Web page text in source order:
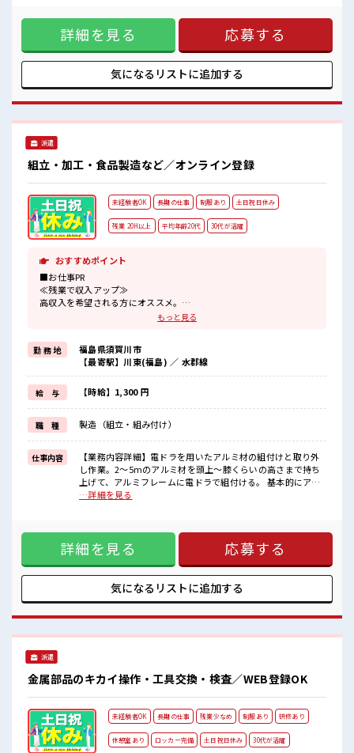
≪20代の方が多数活躍中の職場≫
しっかり休める休憩室あり！
オンオフの切替もできちゃう！
程よく残業あり！
事≫ 家族や友人と一緒にプライベート満喫！ ≪機能的な制服
アリ≫ 制服があるので、 毎日の服装の悩み解消♪ ≪初めての
仕事だけど自分にもできそう≫ 新しいことにチャレンジする
のは不安だけど、 しっかり働く環境が整っています！ イチか
らスキルUP・ステップUP目指していきましょう！ ≪自分に
向いている仕事が探せる≫ 困った事などがあれば、 担当がし
な方にもお勧め！！ 少人数の職場です♪ ≪20代の方が多数活
躍中の職場≫ しっかり休める休憩室あり！ オンオフの切替も
詳細を見る 応募する
気になるリストに追加する
派遣
組立・加工・食品製造など／オンライン登録
未経験者OK 長期の仕事 制服あり 土日祝日休み
残業 20H以上 平均年齢20代 30代が活躍
おすすめポイント
■お仕事PR
≪残業で収入アップ≫
高収入を希望される方にオススメ。
残業は月20時間以上あります♪
週末は家族や友人と一緒にプライベート満喫！
制服があると毎日の服選びに悩まずOK♪
≪未経験でも活躍できる≫
新しいことにチャレンジするのは不安だけど、
しっかり働く環境が整っています！
イチからスキルUP・ステップUP目指していきましょう！
≪自分に向いている仕事が探せる≫
困った事などがあれば、
担当がしっかりサポートします！
■職場の雰囲気
20代が多数活躍中！
社会人経験が浅くてもOK！
もっと見る
勤 務 地
福島県須賀川市
【最寄駅】川東(福島) ／ 水郡線
給 与 【時給】1,300 円
職 種 製造（組立・組み付け）
仕事内容
【業務内容詳細】電ドラを用いたアルミ材の組付けと取り外
し作業。2～5mのアルミ材を頭上～膝くらいの高さまで持ち
上げて、アルミフレームに電ドラで組付ける。 基本的にアル
ミ材は2名で持ち上げるため、ペアでの作業。アルミ材をまと
ススメ。 残業は月20時間以上あります♪ ≪週休2日制≫ 週末
は家族や友人と一緒にプライベート満喫！ 制服があると毎日
の服選びに悩まずOK♪ ≪未経験でも活躍できる≫ 新しいこ
とにチャレンジするのは不安だけど、 しっかり働く環境が整
っています！ イチからスキルUP・ステップUP目指していき
ましょう！ ≪自分に向いている仕事が探せる≫ 困った事など
20代が多数活躍中！ 社会人経験が浅くてもOK！ ここから経
験積んでいきましょ！ 残業が多めだからしっかり稼ぎたい方
…詳細を見る
詳細を見る 応募する
気になるリストに追加する
派遣
金属部品のキカイ操作・工具交換・検査／WEB登録OK
未経験者OK 長期の仕事 残業少なめ 制服あり 研修あり
休憩室あり ロッカー完備 土日祝日休み 30代が活躍